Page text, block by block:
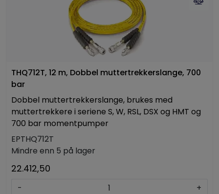
THQ712T, 12 m, Dobbel muttertrekkerslange, 700
bar
Dobbel muttertrekkerslange, brukes med
muttertrekkere i seriene S, W, RSL, DSX og HMT og
700 bar momentpumper
EPTHQ712T
Mindre enn 5 på lager
22.412,50
- +